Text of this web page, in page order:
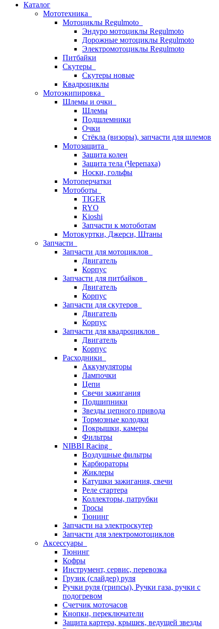
Каталог
Мототехника
Мотоциклы Regulmoto
Эндуро мотоциклы Regulmoto
Дорожные мотоциклы Regulmoto
Электромотоциклы Regulmoto
Питбайки
Скутеры
Скутеры новые
Квадроциклы
Мотоэкипировка
Шлемы и очки
Шлемы
Подшлемники
Очки
Стёкла (визоры), запчасти для шлемов
Мотозащита
Защита колен
Защита тела (Черепаха)
Носки, гольфы
Мотоперчатки
Мотоботы
TIGER
RYO
Kioshi
Запчасти к мотоботам
Мотокуртки, Джерси, Штаны
Запчасти
Запчасти для мотоциклов
Двигатель
Корпус
Запчасти для питбайков
Двигатель
Корпус
Запчасти для скутеров
Двигатель
Корпус
Запчасти для квадроциклов
Двигатель
Корпус
Расходники
Аккумуляторы
Лампочки
Цепи
Свечи зажигания
Подшипники
Звезды цепного привода
Тормозные колодки
Покрышки, камеры
Фильтры
NIBBI Racing
Воздушные фильтры
Карбюраторы
Жиклеры
Катушки зажигания, свечи
Реле стартера
Коллекторы, патрубки
Тросы
Тюнинг
Запчасти на электроскутер
Запчасти для электромотоциклов
Аксессуары
Тюнинг
Кофры
Инструмент, сервис, перевозка
Грузик (слайдер) руля
Ручки руля (грипсы), Ручки газа, ручки с
подогревом
Счетчик моточасов
Кнопки, переключатели
Защита картера, крышек, ведущей звезды